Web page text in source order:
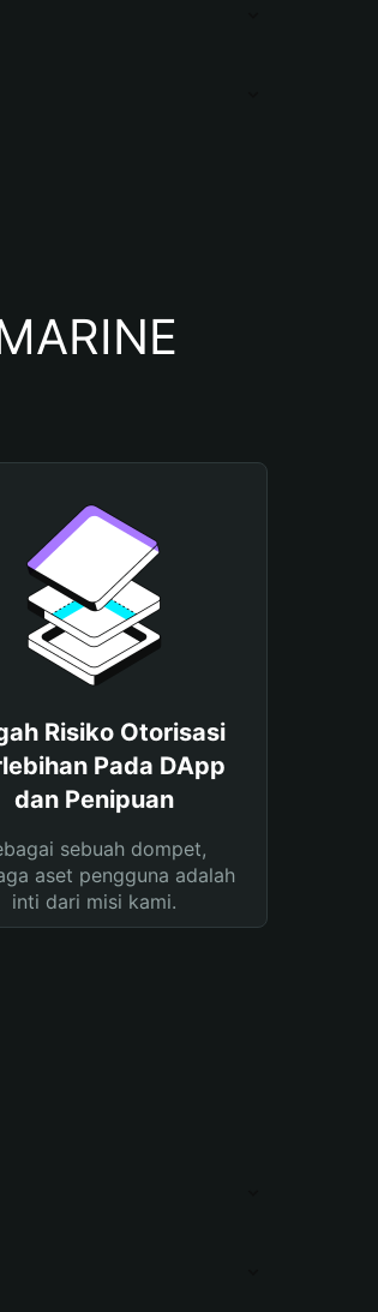
Risiko Otorisasi
Pada DApp
dan Penipuan
sebuah dompet,
aset pengguna adalah
inti dari misi kami.